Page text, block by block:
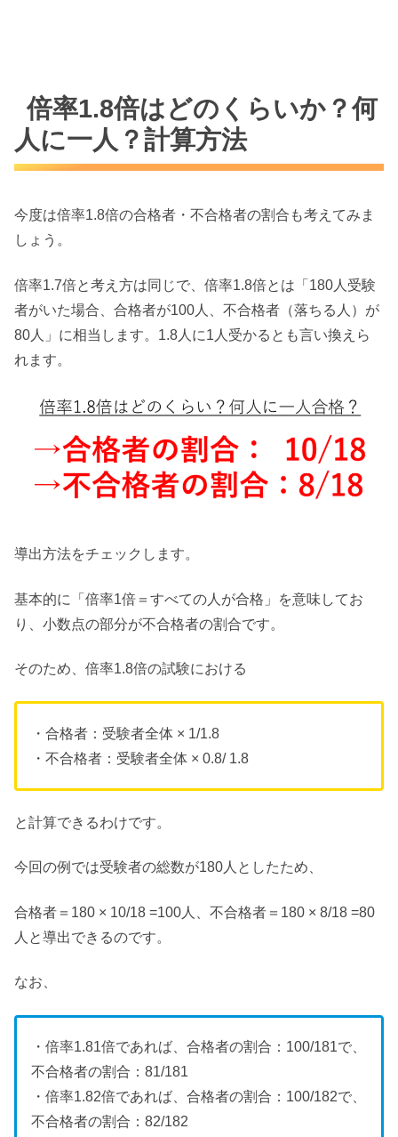
倍率1.8倍はどのくらいか？何
人に一人？計算方法
今度は倍率1.8倍の合格者・不合格者の割合も考えてみま
しょう。
倍率1.7倍と考え方は同じで、倍率1.8倍とは「180人受験
者がいた場合、合格者が100人、不合格者（落ちる人）が
80人」に相当します。1.8人に1人受かるとも言い換えら
れます。
導出方法をチェックします。
基本的に「倍率1倍＝すべての人が合格」を意味してお
り、小数点の部分が不合格者の割合です。
そのため、倍率1.8倍の試験における
・合格者：受験者全体 × 1/1.8
・不合格者：受験者全体 × 0.8/ 1.8
と計算できるわけです。
今回の例では受験者の総数が180人としたため、
合格者＝180 × 10/18 =100人、不合格者＝180 × 8/18 =80
人と導出できるのです。
なお、
・倍率1.81倍であれば、合格者の割合：100/181で、
不合格者の割合：81/181
・倍率1.82倍であれば、合格者の割合：100/182で、
不合格者の割合：82/182